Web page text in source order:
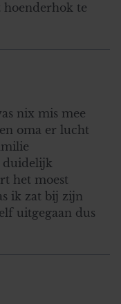
hun services. U
onze website blijft
hoenderhok te
nix mis mee
oma er lucht
duidelijk
het moest
ik zat bij zijn
uitgegaan dus